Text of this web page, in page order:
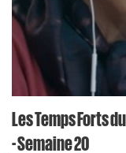
Les Temps Forts
- Semaine 20